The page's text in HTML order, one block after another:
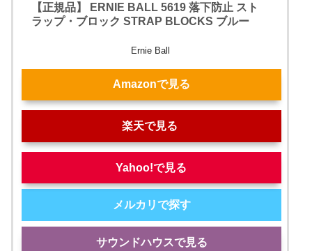
【正規品】 ERNIE BALL 5619 落下防止 スト
ラップ・ブロック STRAP BLOCKS ブルー
Ernie Ball
Amazonで見る
楽天で見る
Yahoo!で見る
メルカリで探す
サウンドハウスで見る